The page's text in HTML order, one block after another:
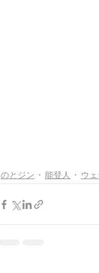
のとジン 能登人 ウ